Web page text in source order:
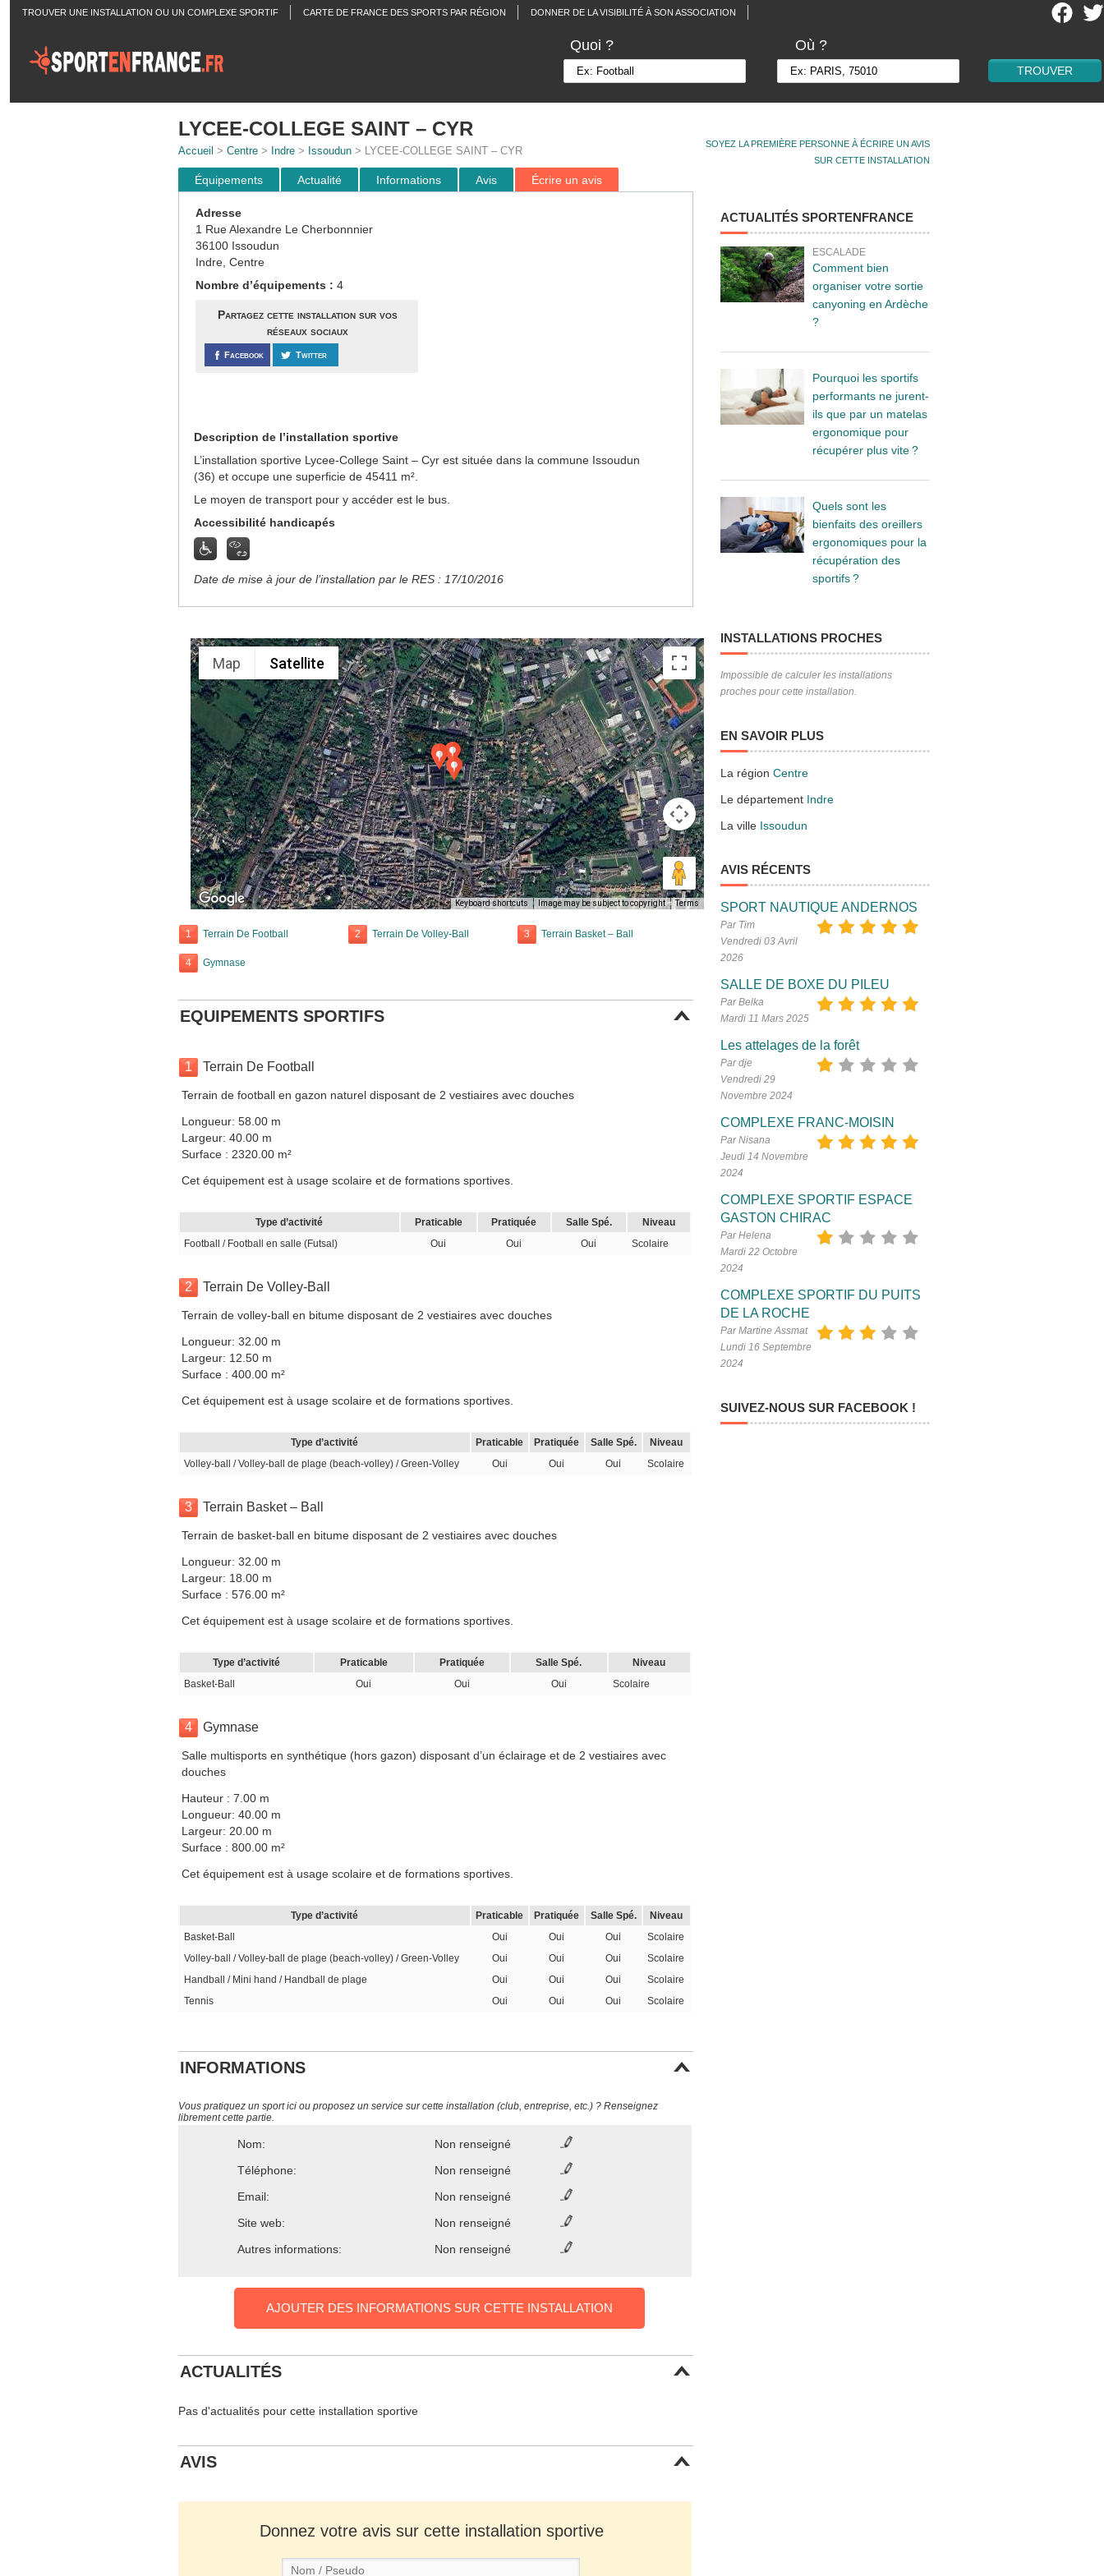
TROUVER UNE INSTALLATION OU UN COMPLEXE SPORTIF CARTE DE FRANCE DES SPORTS PAR RÉGION DONNER DE LA VISIBILITÉ À SON ASSOCIATION
Quoi ? Où ?
SOYEZ LA PREMIÈRE PERSONNE À ÉCRIRE UN AVIS
SUR CETTE INSTALLATION
LYCEE-COLLEGE SAINT – CYR
Accueil > Centre> Indre> Issoudun> LYCEE-COLLEGE SAINT – CYR
Équipements Actualité Informations Avis Écrire un avis
Adresse
1 Rue Alexandre Le Cherbonnnier
36100 Issoudun
Indre, Centre
Nombre d’équipements : 4
Partagez cette installation sur vos
réseaux sociaux
Facebook Twitter
Description de l’installation sportive
L’installation sportive Lycee-College Saint – Cyr est située dans la commune Issoudun
(36) et occupe une superficie de 45411 m².
Le moyen de transport pour y accéder est le bus.
Accessibilité handicapés
Date de mise à jour de l’installation par le RES : 17/10/2016
Map Satellite
Keyboard shortcuts Image may be subject to copyright Terms
1 Terrain De Football 2 Terrain De Volley-Ball 3 Terrain Basket – Ball
4 Gymnase
EQUIPEMENTS SPORTIFS
1 Terrain De Football
Terrain de football en gazon naturel disposant de 2 vestiaires avec douches
Longueur: 58.00 m
Largeur: 40.00 m
Surface : 2320.00 m²
Cet équipement est à usage scolaire et de formations sportives.
Type d’activité Praticable Pratiquée Salle Spé.
Niveau
Football / Football en salle (Futsal)
Oui Oui Oui Scolaire
2 Terrain De Volley-Ball
Terrain de volley-ball en bitume disposant de 2 vestiaires avec douches
Longueur: 32.00 m
Largeur: 12.50 m
Surface : 400.00 m²
Cet équipement est à usage scolaire et de formations sportives.
Type d’activité Praticable Pratiquée Salle Spé.
Niveau
Volley-ball / Volley-ball de plage (beach-volley) / Green-Volley
Oui Oui Oui Scolaire
3 Terrain Basket – Ball
Terrain de basket-ball en bitume disposant de 2 vestiaires avec douches
Longueur: 32.00 m
Largeur: 18.00 m
Surface : 576.00 m²
Cet équipement est à usage scolaire et de formations sportives.
Type d’activité Praticable Pratiquée Salle Spé.
Niveau
Basket-Ball
Oui Oui Oui Scolaire
4 Gymnase
Salle multisports en synthétique (hors gazon) disposant d’un éclairage et de 2 vestiaires avec
douches
Hauteur : 7.00 m
Longueur: 40.00 m
Largeur: 20.00 m
Surface : 800.00 m²
Cet équipement est à usage scolaire et de formations sportives.
Type d’activité Praticable Pratiquée Salle Spé.
Niveau
Basket-Ball
Oui Oui Oui
Scolaire
Volley-ball / Volley-ball de plage (beach-volley) / Green-Volley
Oui Oui Oui
Scolaire
Handball / Mini hand / Handball de plage
Oui Oui Oui
Scolaire
Tennis
Oui Oui Oui Scolaire
INFORMATIONS
Vous pratiquez un sport ici ou proposez un service sur cette installation (club, entreprise, etc.) ? Renseignez
librement cette partie.
Nom:
Non renseigné
Téléphone:
Non renseigné
Email:
Non renseigné
Site web:
Non renseigné
Autres informations:
Non renseigné
AJOUTER DES INFORMATIONS SUR CETTE INSTALLATION
ACTUALITÉS
Pas d'actualités pour cette installation sportive
AVIS
Donnez votre avis sur cette installation sportive
ACTUALITÉS SPORTENFRANCE
ESCALADE
Comment bien
organiser votre sortie
canyoning en Ardèche
?
Pourquoi les sportifs
performants ne jurent-
ils que par un matelas
ergonomique pour
récupérer plus vite ?
Quels sont les
bienfaits des oreillers
ergonomiques pour la
récupération des
sportifs ?
INSTALLATIONS PROCHES
Impossible de calculer les installations
proches pour cette installation.
EN SAVOIR PLUS
La région Centre
Le département Indre
La ville Issoudun
AVIS RÉCENTS
SPORT NAUTIQUE ANDERNOS
Par Tim
Vendredi 03 Avril
2026
SALLE DE BOXE DU PILEU
Par Belka
Mardi 11 Mars 2025
Les attelages de la forêt
Par dje
Vendredi 29
Novembre 2024
COMPLEXE FRANC-MOISIN
Par Nisana
Jeudi 14 Novembre
2024
COMPLEXE SPORTIF ESPACE
GASTON CHIRAC
Par Helena
Mardi 22 Octobre
2024
COMPLEXE SPORTIF DU PUITS
DE LA ROCHE
Par Martine Assmat
Lundi 16 Septembre
2024
SUIVEZ-NOUS SUR FACEBOOK !